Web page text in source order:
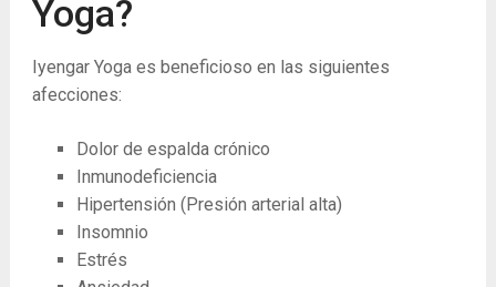
Yoga?
Iyengar Yoga es beneficioso en las siguientes
afecciones:
Dolor de espalda crónico
Inmunodeficiencia
Hipertensión (Presión arterial alta)
Insomnio
Estrés